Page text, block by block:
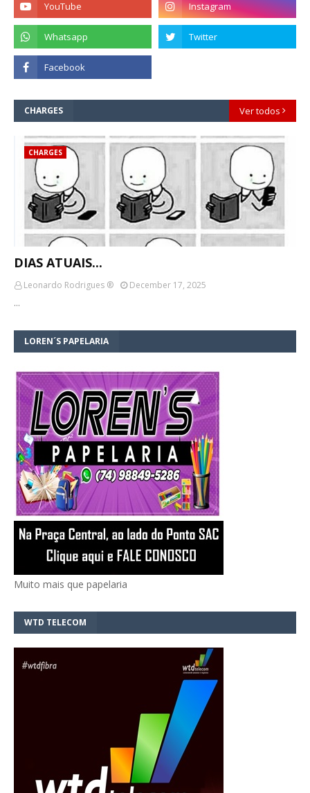
CHARGES Ver todos
CHARGES
DIAS ATUAIS...
Leonardo Rodrigues ®
December 17, 2025
…
LOREN´S PAPELARIA
Muito mais que papelaria
WTD TELECOM